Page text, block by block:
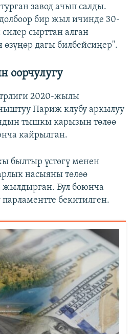
завод ачып салды.
бир жыл ичинде 30-
сырттан алган
дагы билбейсиңер".
оорчулугу
2020-жылы
Париж клубу аркылуу
тышкы карызын төлөө
кайрылган.
былтыр үстөгү менен
насыяны төлөө
Бул боюнча
бекитилген.